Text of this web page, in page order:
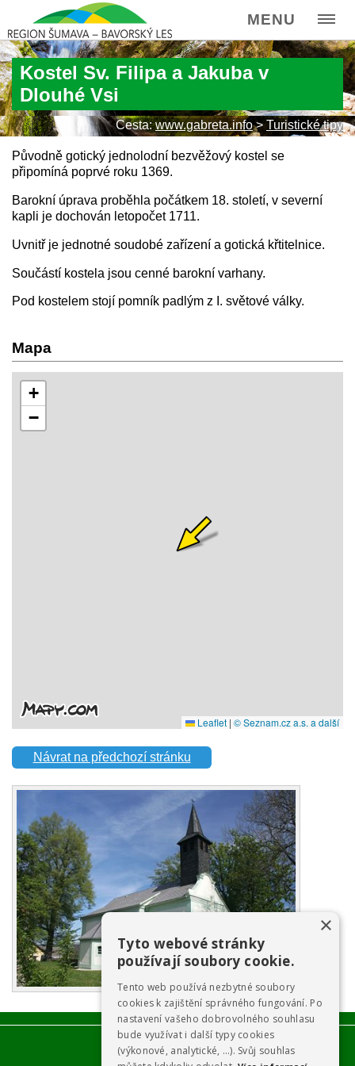
MENU
Kostel Sv. Filipa a Jakuba v
Dlouhé Vsi
Cesta:www.gabreta.info>Turistické tipy
Původně gotický jednolodní bezvěžový kostel se
připomíná poprvé roku 1369.
Barokní úprava proběhla počátkem 18. století, v severní
kapli je dochován letopočet 1711.
Uvnitř je jednotné soudobé zařízení a gotická křtitelnice.
Součástí kostela jsou cenné barokní varhany.
Pod kostelem stojí pomník padlým z I. světové války.
Mapa
Návrat na předchozí stránku
×
Tyto webové stránky
používají soubory cookie.
Tento web používá nezbytné soubory
cookies k zajištění správného fungování. Po
nastavení vašeho dobrovolného souhlasu
bude využívat i další typy cookies
(výkonové, analytické, …). Svůj souhlas